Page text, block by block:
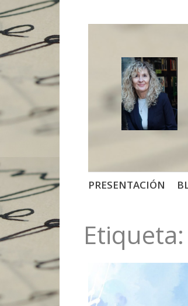
Saltar
PRESENTACIÓN
Etiqueta: